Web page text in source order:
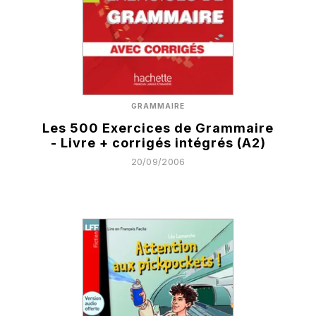
GRAMMAIRE
Les 500 Exercices de Grammaire
- Livre + corrigés intégrés (A2)
20/09/2006